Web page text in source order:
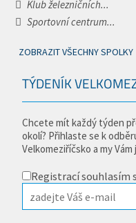
Klub železničních...
Sportovní centrum...
ZOBRAZIT VŠECHNY SPOLKY
TÝDENÍK
Chcete mít každý týden
okolí? Přihlaste se k
Velkomeziříčsko a my
Registrací souhlasím